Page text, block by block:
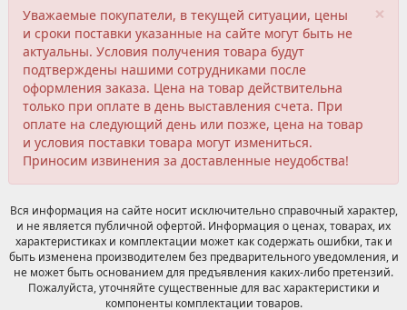
×
Уважаемые покупатели, в текущей ситуации, цены
и сроки поставки указанные на сайте могут быть не
актуальны. Условия получения товара будут
подтверждены нашими сотрудниками после
оформления заказа. Цена на товар действительна
только при оплате в день выставления счета. При
оплате на следующий день или позже, цена на товар
и условия поставки товара могут измениться.
Приносим извинения за доставленные неудобства!
Вся информация на сайте носит исключительно справочный характер,
и не является публичной офертой. Информация о ценах, товарах, их
характеристиках и комплектации может как содержать ошибки, так и
быть изменена производителем без предварительного уведомления, и
не может быть основанием для предъявления каких-либо претензий.
Пожалуйста, уточняйте существенные для вас характеристики и
компоненты комплектации товаров.